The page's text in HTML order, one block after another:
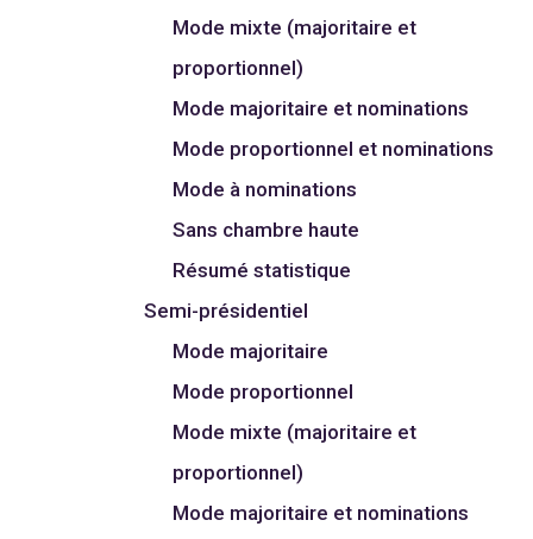
Mode mixte (majoritaire et
proportionnel)
Mode majoritaire et nominations
Mode proportionnel et nominations
Mode à nominations
Sans chambre haute
Résumé statistique
Semi-présidentiel
Mode majoritaire
Mode proportionnel
Mode mixte (majoritaire et
proportionnel)
Mode majoritaire et nominations